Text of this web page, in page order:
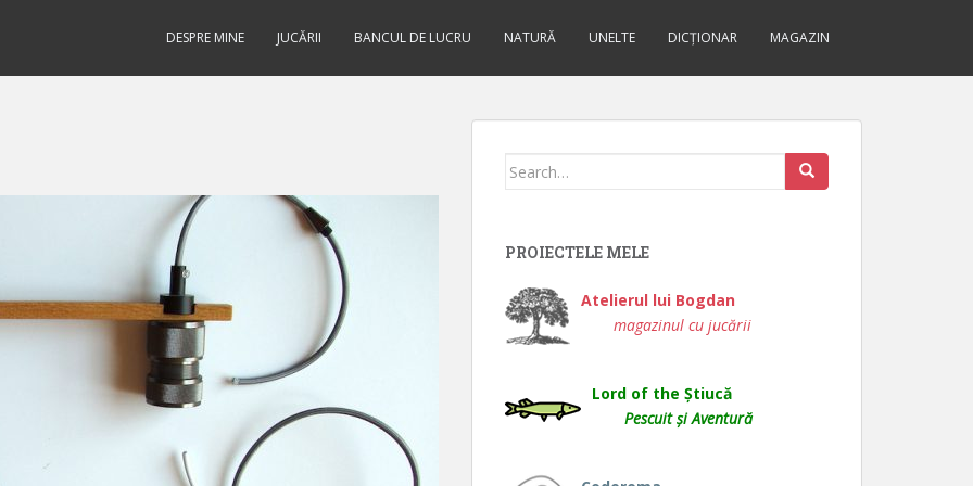
DESPRE MINE JUCĂRII BANCUL DE LUCRU NATURĂ UNELTE DICȚIONAR MAGAZIN
Search
PROIECTELE MELE
Atelierul lui Bogdan
magazinul cu jucării
Lord of the Știucă
Pescuit și Aventură